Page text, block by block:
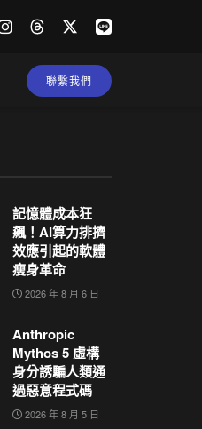
聯繫我們
記憶體成本狂
飆！AI算力排擠
效應引起的軟體
瘦身革命
2026 年 8 月 6 日
Anthropic
Mythos 5 虛構
身分誘騙人類通
過惡意程式碼
2026 年 8 月 5 日